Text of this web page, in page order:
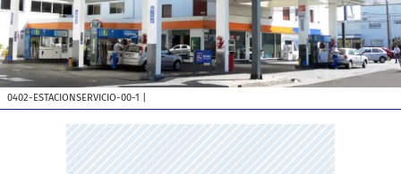
0402-ESTACIONSERVICIO-00-1